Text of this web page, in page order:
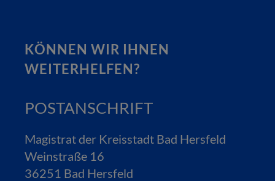
KÖNNEN WIR IHNEN
WEITERHELFEN?
POSTANSCHRIFT
Magistrat der Kreisstadt Bad Hersfeld
Weinstraße 16
36251 Bad Hersfeld